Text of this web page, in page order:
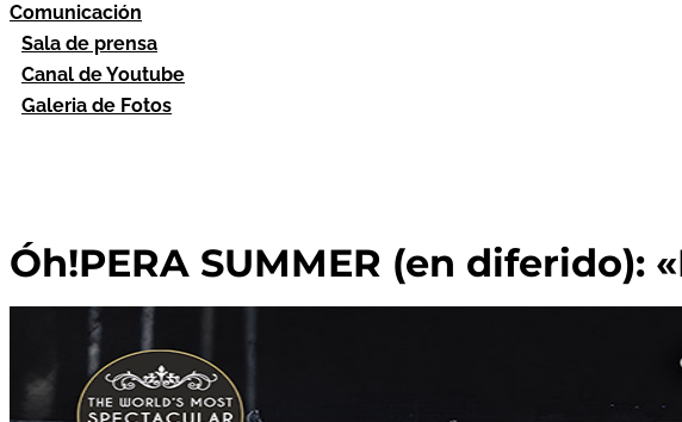
Comunicación
Sala de prensa
Canal de Youtube
Galeria de Fotos
Óh!PERA SUMMER (en diferido):